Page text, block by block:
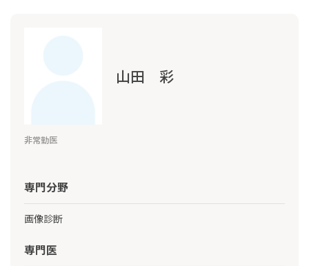
山田 彩
非常勤医
専門分野
画像診断
専門医